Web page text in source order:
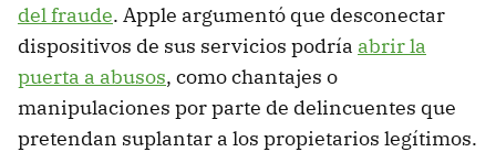
del fraude. Apple argumentó que desconectar
dispositivos de sus servicios podría abrir la
puerta a abusos, como chantajes o
manipulaciones por parte de delincuentes que
pretendan suplantar a los propietarios legítimos.